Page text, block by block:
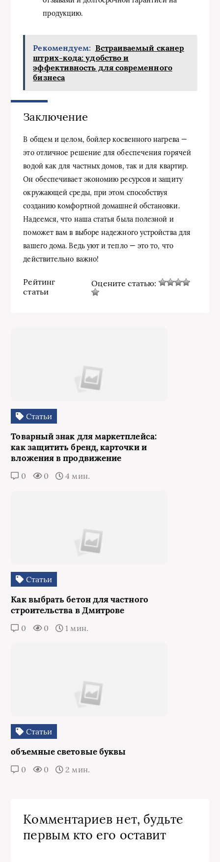
продукцию.
Рекомендуем: Встраиваемый сканер
штрих-кода: удобство и
эффективность для современного
бизнеса
Заключение
В общем и целом, бойлер косвенного нагрева —
это отличное решение для обеспечения горячей
водой как для частных домов, так и для квартир.
Он обеспечивает экономию ресурсов и защиту
окружающей среды, при этом способствуя
созданию комфортной домашней обстановки.
Надеемся, что наша статья была полезной и
поможет вам в выборе надежного устройства для
вашего дома. Ведь уют и тепло — это то, что
действительно важно!
Рейтинг
статьи
Оцените статью:
Статьи
Товарный знак для маркетплейса:
как защитить бренд, карточки и
вложения в продвижение
0 0 4 мин.
Статьи
Как выбрать бетон для частного
строительства в Дмитрове
0 0 1 мин.
Статьи
объемные световые буквы
0 0 2 мин.
Комментариев нет, будьте
первым кто его оставит